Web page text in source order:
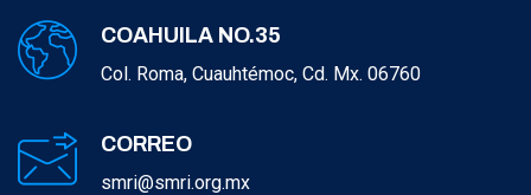
COAHUILA NO.35
Col. Roma, Cuauhtémoc, Cd. Mx. 06760
CORREO
smri@smri.org.mx